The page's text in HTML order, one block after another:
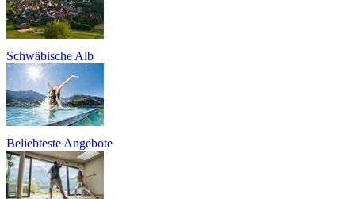
Schwäbische Alb
Beliebteste Angebote